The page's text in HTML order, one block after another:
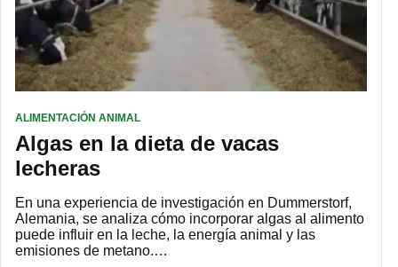
ALIMENTACIÓN ANIMAL
Algas en la dieta de vacas
lecheras
En una experiencia de investigación en Dummerstorf,
Alemania, se analiza cómo incorporar algas al alimento
puede influir en la leche, la energía animal y las
emisiones de metano.…